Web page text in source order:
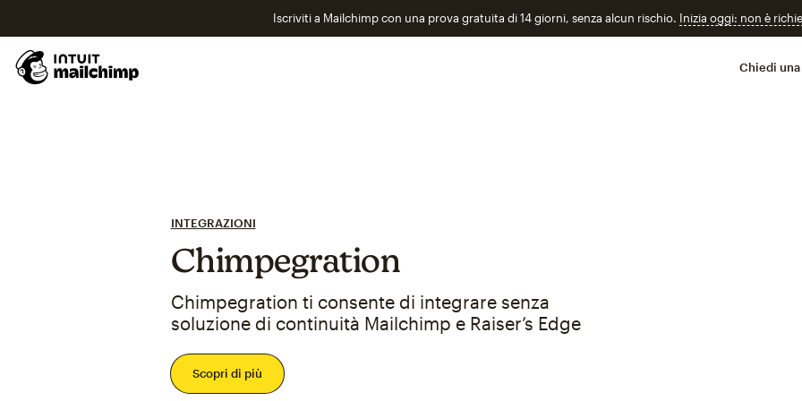
Iscriviti a Mailchimp con una prova gratuita di 14 giorni, senza alcun rischio. Inizia oggi: non è
Chiedi
INTEGRAZIONI
Chimpegration
Chimpegration ti consente di integrare senza
soluzione di continuità Mailchimp e Raiser’s Edge
Scopri di più